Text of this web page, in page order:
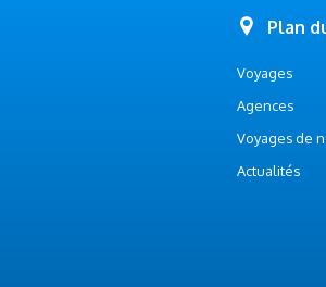
Plan
Voyages
Agences
Voyages de
Actualités